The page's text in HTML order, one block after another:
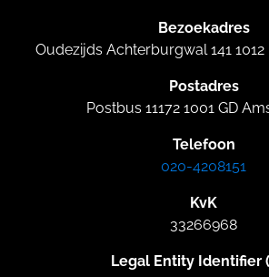
Bezoekadres
Oudezijds Achterburgwal 141
Postadres
Postbus 11172 1001 GD
Telefoon
020-4208151
KvK
33266968
Legal Entity Identifier